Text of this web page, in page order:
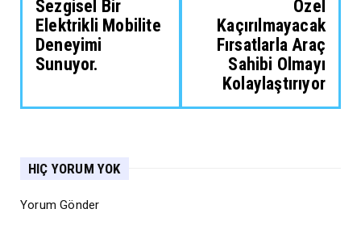
Sezgisel Bir
Elektrikli Mobilite
Deneyimi
Sunuyor.
Özel
Kaçırılmayacak
Fırsatlarla Araç
Sahibi Olmayı
Kolaylaştırıyor
HIÇ YORUM YOK
Yorum Gönder